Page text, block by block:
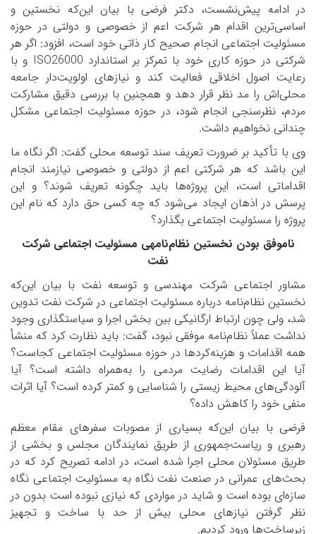
در ادامه پیش‌نشست، دکتر فرضی با بیان این‌که نخستین و
اساسی‌ترین اقدام هر شرکت اعم از خصوصی و دولتی در حوزه
مسئولیت اجتماعی انجام صحیح کار ذاتی خود است، افزود: اگر هر
شرکتی در حوزه کاری خود با تمرکز بر استاندارد ISO26000 و با
رعایت اصول اخلاقی فعالیت کند و نیازهای اولویت‌دار جامعه
محلی‌اش را مد نظر قرار دهد و هم­چنین با بررسی دقیق مشارکت
مردم، نظرسنجی انجام شود، در حوزه مسئولیت اجتماعی مشکل
چندانی نخواهیم داشت.
وی با تأکید بر ضرورت تعریف سند توسعه محلی گفت: اگر نگاه ما
این باشد که هر شرکتی اعم از دولتی و خصوصی نیازمند انجام
اقداماتی است، این پروژه‌ها باید چگونه تعریف شوند؟ و این
پرسش در اذهان ایجاد می‌شود که چه کسی حق دارد که نام این
پروژه را مسئولیت اجتماعی بگذارد؟
ناموفق بودن نخستین نظام‌نامه­ی مسئولیت اجتماعی شرکت
نفت
مشاور اجتماعی شرکت مهندسی و توسعه نفت با بیان این‌که
نخستین نظام‌نامه درباره مسئولیت اجتماعی در شرکت نفت تدوین
شد، ولی چون ارتباط ارگانیکی بین بخش اجرا و سیاستگذاری وجود
نداشت عملاً نظام‌نامه موفقی نبود، گفت: باید نظارت کرد که منشأ
همه اقدامات و هزینه‌کردها در حوزه مسئولیت اجتماعی کجاست؟
آیا این اقدامات رضایت مردمی را به‌همراه داشته است؟ آیا
آلودگی‌های محیط زیستی را شناسایی و کمتر کرده است؟ آیا اثرات
منفی خود را کاهش داده؟
فرضی با بیان این‌که بسیاری از مصوبات سفرهای مقام معظم
رهبری و ریاست‌جمهوری از طریق نمایندگان مجلس و بخشی از
طریق مسئولان محلی اجرا شده است، در ادامه تصریح کرد که در
بحث‌های عمرانی در صنعت نفت نگاه به مسئولیت اجتماعی نگاه
سازه‌ای بوده است و شاید در مواردی که نیازی نبوده است بدون در
نظر گرفتن نیازهای محلی بیش از حد با ساخت و تجهیز
زیرساخت‌ها ورود کردیم.